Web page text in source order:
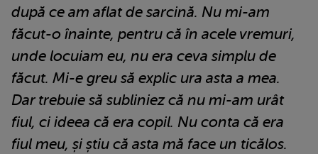
după ce am aflat de sarcină. Nu mi-am
făcut-o înainte, pentru că în acele vremuri,
unde locuiam eu, nu era ceva simplu de
făcut. Mi-e greu să explic ura asta a mea.
Dar trebuie să subliniez că nu mi-am urât
fiul, ci ideea că era copil. Nu conta că era
fiul meu, și știu că asta mă face un ticălos.